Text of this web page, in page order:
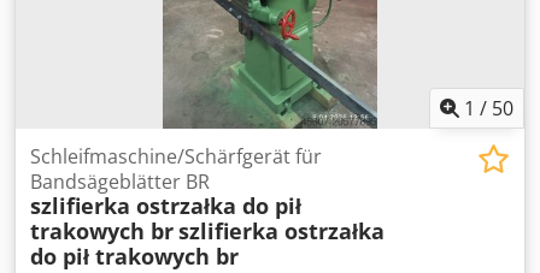
1 / 50
Schleifmaschine/Schärfgerät für
Bandsägeblätter BR
szlifierka ostrzałka do pił
trakowych brszlifierka ostrzałka
do pił trakowych br